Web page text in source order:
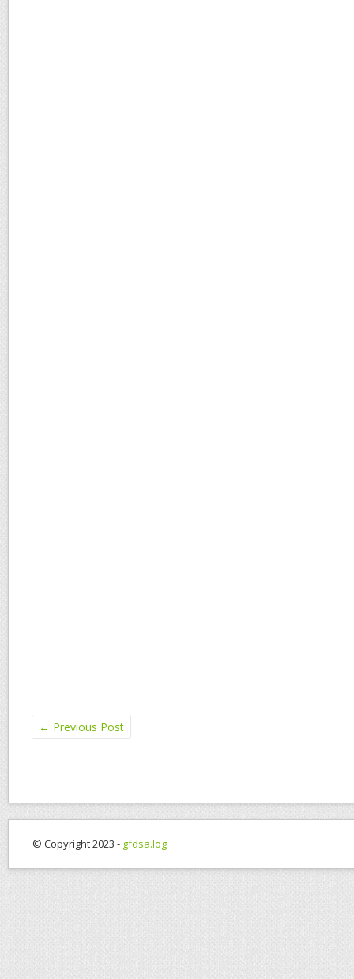
← Previous Post
© Copyright 2023 - gfdsa.log